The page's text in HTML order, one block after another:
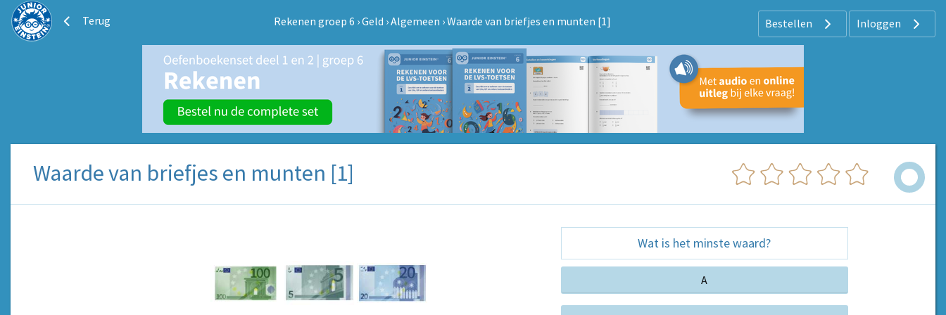
Terug Rekenen groep 6 ›Geld ›Algemeen ›Waarde van briefjes en munten [1] Bestellen Inloggen
Waarde van briefjes en munten [1]
Wat is het minste waard?
A